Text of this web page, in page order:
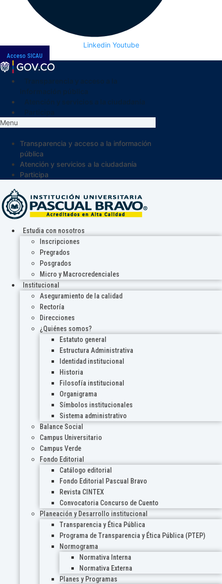
Linkedin Youtube
Acceso SICAU
Menu
Transparencia y acceso a la información
pública
Atención y servicios a la ciudadanía
Participa
Estudia con nosotros
Inscripciones
Pregrados
Posgrados
Micro y Macrocredenciales
Institucional
Aseguramiento de la calidad
Rectoría
Direcciones
¿Quiénes somos?
Estatuto general
Estructura Administrativa
Identidad institucional
Historia
Filosofía institucional
Organigrama
Símbolos institucionales
Sistema administrativo
Balance Social
Campus Universitario
Campus Verde
Fondo Editorial
Catálogo editorial
Fondo Editorial Pascual Bravo
Revista CINTEX
Convocatoria Concurso de Cuento
Planeación y Desarrollo institucional
Transparencia y Ética Pública
Programa de Transparencia y Ética Pública (PTEP)
Normograma
Normativa Interna
Normativa Externa
Planes y Programas